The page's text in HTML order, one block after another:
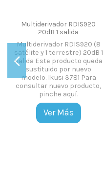
Multiderivador RDIS920
20dB 1 salida
Multiderivador RDIS920 (8
satélite y 1 terrestre) 20dB 1
salida Este producto queda
sustituido por nuevo
modelo. Ikusi 3781 Para
consultar nuevo producto,
pinche aquí.
Ver Más